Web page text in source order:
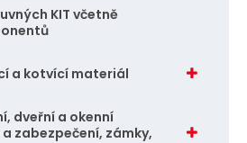
KIT včetně
a kotvící materiál
dveřní a okenní
zabezpečení, zámky,